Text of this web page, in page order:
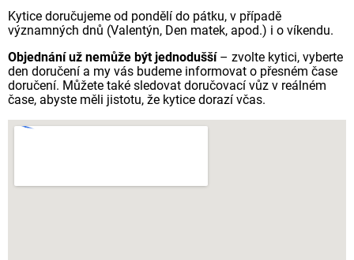
Kytice doručujeme od pondělí do pátku, v případě
významných dnů (Valentýn, Den matek, apod.) i o víkendu.
Objednání už nemůže být jednodušší– zvolte kytici, vyberte
den doručení a my vás budeme informovat o přesném čase
doručení. Můžete také sledovat doručovací vůz v reálném
čase, abyste měli jistotu, že kytice dorazí včas.